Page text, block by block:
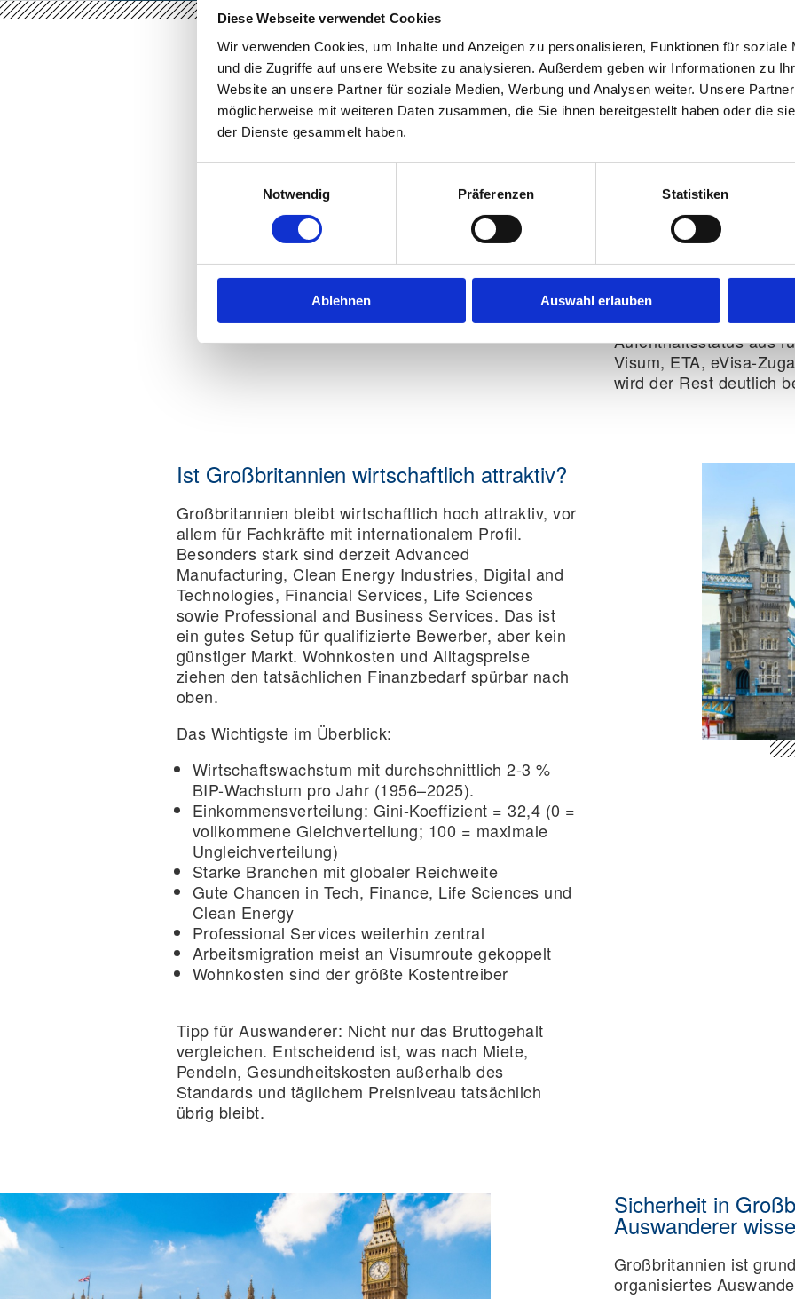
Diese Webseite verwendet Cookies
Wir verwenden Cookies, um Inhalte und Anzeigen zu personalisieren, Funktionen für soziale
und die Zugriffe auf unsere Website zu analysieren. Außerdem geben wir Informationen zu
Website an unsere Partner für soziale Medien, Werbung und Analysen weiter. Unsere
möglicherweise mit weiteren Daten zusammen, die Sie ihnen bereitgestellt haben oder die
der Dienste gesammelt haben.
Notwendig
Präferenzen Statistiken
Ablehnen Auswahl erlauben
zusätzlich Zollthemen
wichtige Rolle.
Benötigte Dokumente
Vorläufiger
Vorläufiger
Kinderreisepass:
Ja,
Anerkennung von
Tipp für Auswanderer:
Flugdatum her denken,
Aufenthaltsstatus aus
Visum, ETA, eVisa-
wird der Rest deutlich
Ist Großbritannien wirtschaftlich attraktiv?
Großbritannien bleibt wirtschaftlich hoch attraktiv, vor
allem für Fachkräfte mit internationalem Profil.
Besonders stark sind derzeit Advanced
Manufacturing, Clean Energy Industries, Digital and
Technologies, Financial Services, Life Sciences
sowie Professional and Business Services. Das ist
ein gutes Setup für qualifizierte Bewerber, aber kein
günstiger Markt. Wohnkosten und Alltagspreise
ziehen den tatsächlichen Finanzbedarf spürbar nach
oben.
Das Wichtigste im Überblick:
Wirtschaftswachstum mit durchschnittlich 2-3 %
BIP-Wachstum pro Jahr (1956–2025).
Einkommensverteilung: Gini-Koeffizient = 32,4 (0 =
vollkommene Gleichverteilung; 100 = maximale
Ungleichverteilung)
Starke Branchen mit globaler Reichweite
Gute Chancen in Tech, Finance, Life Sciences und
Clean Energy
Professional Services weiterhin zentral
Arbeitsmigration meist an Visumroute gekoppelt
Wohnkostensind der größte Kostentreiber
Tipp für Auswanderer: Nicht nur das Bruttogehalt
vergleichen. Entscheidend ist, was nach Miete,
Pendeln, Gesundheitskosten außerhalb des
Standards und täglichem Preisniveau tatsächlich
übrig bleibt.
Sicherheit in
Auswanderer
Großbritannien ist
organisiertes